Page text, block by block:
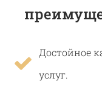
Достойное
услуг.